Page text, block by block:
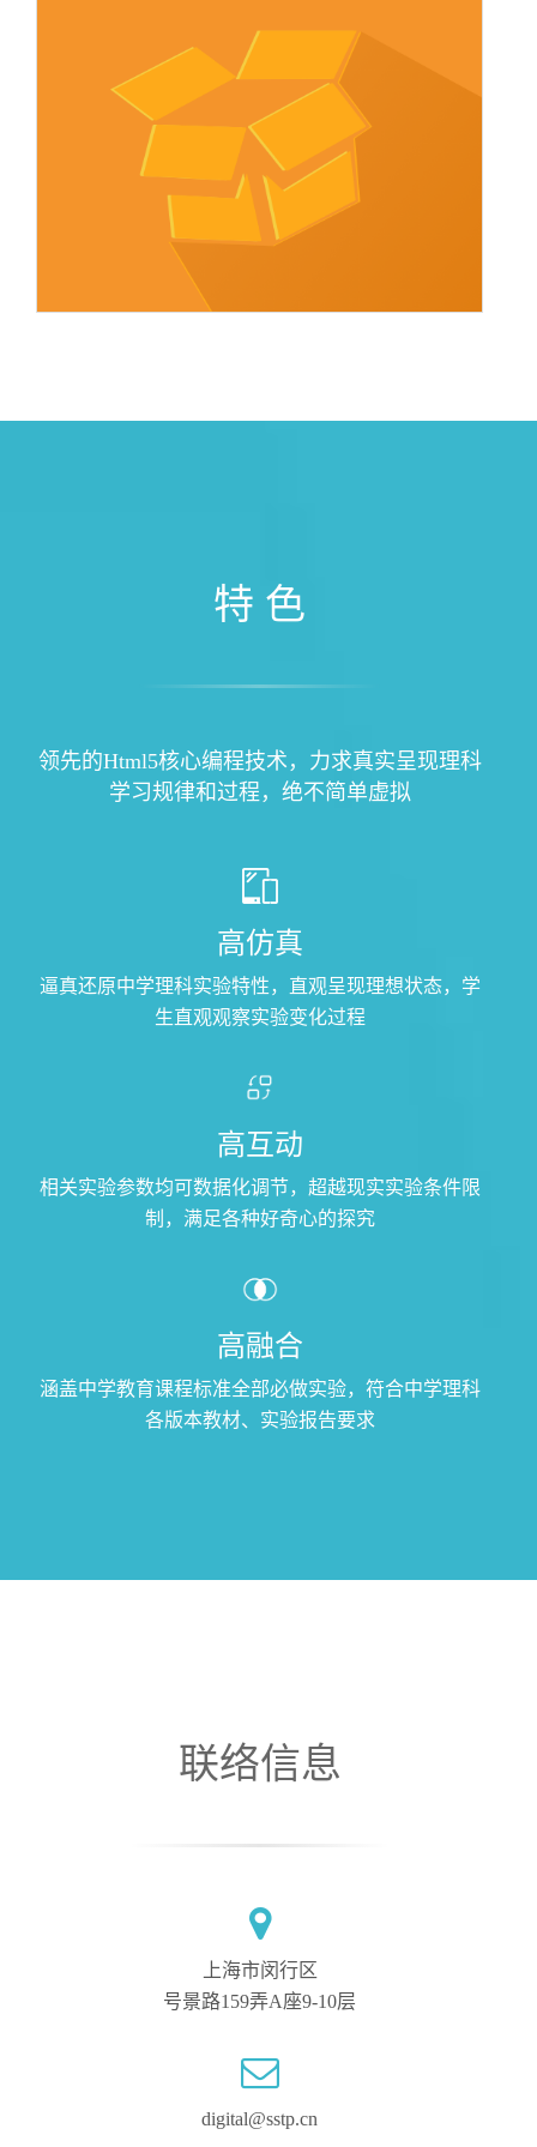
特 色
领先的Html5核心编程技术，力求真实呈现理科
学习规律和过程，绝不简单虚拟
高仿真
逼真还原中学理科实验特性，直观呈现理想状态，学
生直观观察实验变化过程
高互动
相关实验参数均可数据化调节，超越现实实验条件限
制，满足各种好奇心的探究
高融合
涵盖中学教育课程标准全部必做实验，符合中学理科
各版本教材、实验报告要求
联络信息
上海市闵行区
号景路159弄A座9-10层
digital@sstp.cn